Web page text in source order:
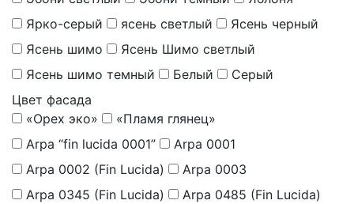
Ярко-серый
ясень светлый
Ясень черный
Ясень шимо
Ясень Шимо светлый
Ясень шимо темный
Белый
Серый
Цвет фасада
«Орех эко»
«Пламя глянец»
Arpa “fin lucida 0001”
Arpa 0001
Arpa 0002 (Fin Lucida)
Arpa 0003
Arpa 0345 (Fin Lucida)
Arpa 0485 (Fin Lucida)